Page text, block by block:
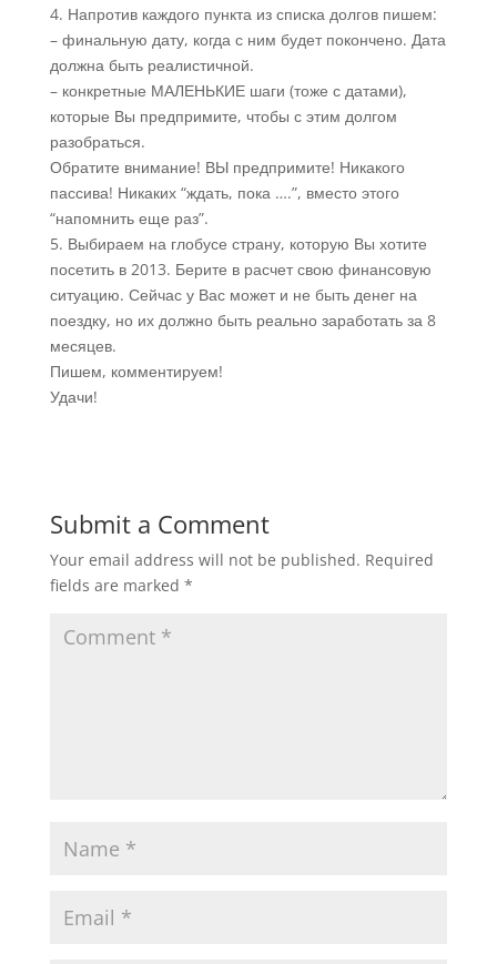
4. Напротив каждого пункта из списка долгов пишем:
– финальную дату, когда с ним будет покончено. Дата
должна быть реалистичной.
– конкретные МАЛЕНЬКИЕ шаги (тоже с датами),
которые Вы предпримите, чтобы с этим долгом
разобраться.
Обратите внимание! ВЫ предпримите! Никакого
пассива! Никаких “ждать, пока ….”, вместо этого
“напомнить еще раз”.
5. Выбираем на глобусе страну, которую Вы хотите
посетить в 2013. Берите в расчет свою финансовую
ситуацию. Сейчас у Вас может и не быть денег на
поездку, но их должно быть реально заработать за 8
месяцев.
Пишем, комментируем!
Удачи!
Submit a Comment
Your email address will not be published. Required
fields are marked *